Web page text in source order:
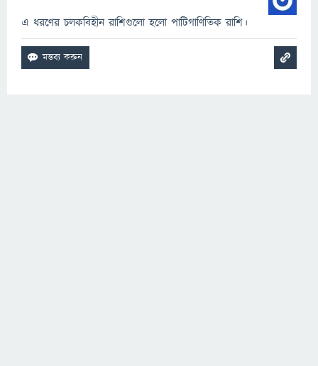
এ ধরণের চলকবিহীন রাশিগুলো হলো পাটিগাণিতিক রাশি।